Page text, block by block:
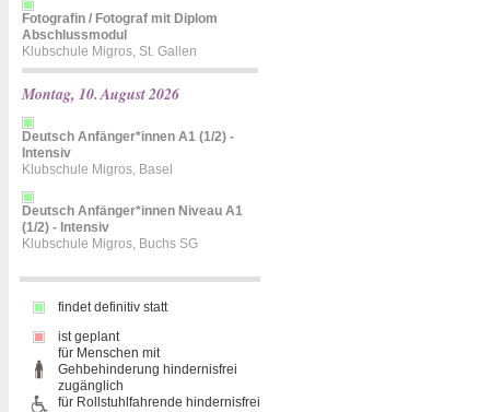
Fotografin / Fotograf mit Diplom
Abschlussmodul
Klubschule Migros, St. Gallen
Montag, 10. August 2026
Deutsch Anfänger*innen A1 (1/2) -
Intensiv
Klubschule Migros, Basel
Deutsch Anfänger*innen Niveau A1
(1/2) - Intensiv
Klubschule Migros, Buchs SG
findet definitiv statt
ist geplant
für Menschen mit
Gehbehinderung hindernisfrei
zugänglich
für Rollstuhlfahrende hindernisfrei